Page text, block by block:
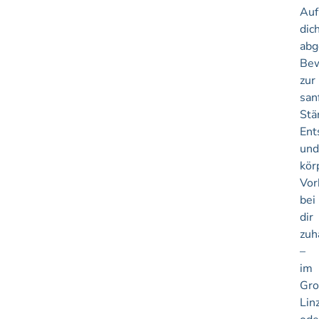
Auf
zur
und
bei
dir
–
im